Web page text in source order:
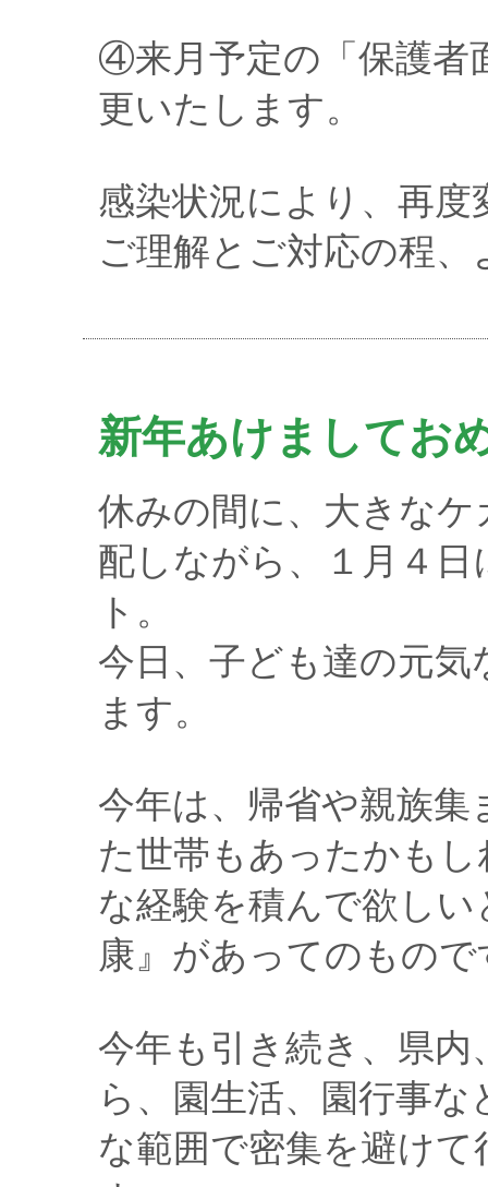
④来月予定の「保護者
更いたします。
感染状況により、再
ご理解とご対応の程
新年あけましてお
休みの間に、大きな
配しながら、１月４
ト。
今日、子ども達の元
ます。
今年は、帰省や親族
た世帯もあったかも
な経験を積んで欲し
康』があってのもので
今年も引き続き、県
ら、園生活、園行事
な範囲で密集を避け